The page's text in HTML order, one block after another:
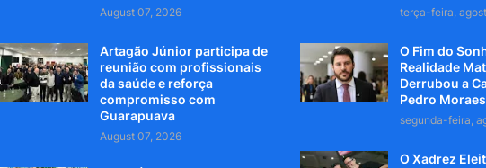
August 07, 2026
Artagão Júnior participa de
reunião com profissionais
da saúde e reforça
compromisso com
Guarapuava
August 07, 2026
terça-feira,
O Fim do
Realidade
Derrubou a
Pedro Moraes
segunda-feira,
O Xadrez